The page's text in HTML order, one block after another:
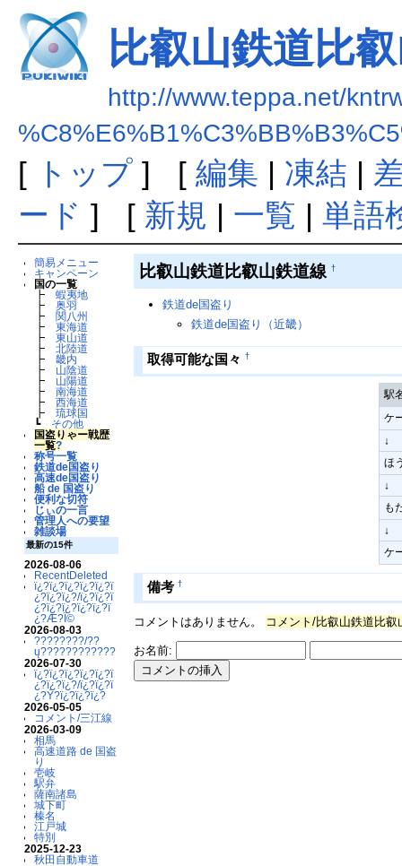
比叡山鉄道比
http://www.teppa.net/
[ トップ] [ 編集 | 凍結 |
ード ] [ 新規 | 一覧 | 単語
簡易メニュー
キャンペーン
国の一覧
┣蝦夷地
┣奥羽
┣ 関八州
┣東海道
┣東山道
┣北陸道
┣畿内
┣ 山陰道
┣ 山陽道
┣南海道
┣西海道
┣琉球国
┗ その他
国盗りゃー戦歴
一覧?
称号一覧
鉄道de国盗り
高速de国盗り
船 de 国盗り
便利な切符
じぃの一言
管理人への要望
雑談場
最新の15件
2026-08-06
RecentDeleted
ï¿?ï¿?ï¿?ï¿?ï¿?ï
¿?ï¿?ï¿?/ï¿?ï¿?ï
¿?ï¿?ï¿?ï¿?ï¿?ï
¿?Æ?Ï©
2026-08-03
????????/??
ų????????????
2026-07-30
ï¿?ï¿?ï¿?ï¿?ï¿?ï
¿?ï¿?ï¿?/ï¿?ï¿?ï
¿?Ý?ï¿?ï¿?ï¿?
2026-05-05
コメント/三江線
2026-03-09
相馬
高速道路 de 国盗
り
壱岐
駅弁
薩南諸島
城下町
榛名
江戸城
特別
2025-12-23
秋田自動車道
比叡山鉄道比叡山鉄道線 †
鉄道de国盗り
鉄道de国盗り（近畿）
取得可能な国々 †
駅
ケ
↓
ほ
↓
も
↓
ケ
備考 †
コメントはありません。 コメント/比叡山鉄道比叡
お名前: